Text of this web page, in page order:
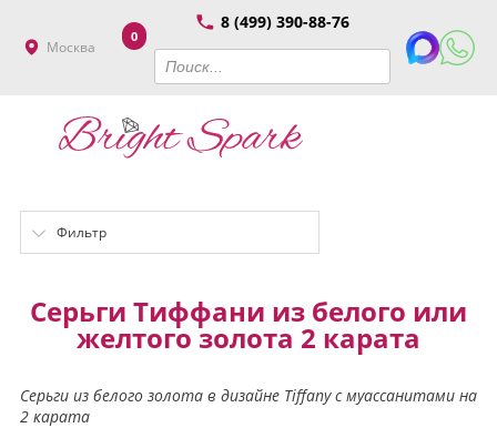
Москва
8 (499) 390-88-76
0
Фильтр
Серьги Тиффани из белого или
желтого золота 2 карата
Серьги из белого золота в дизайне Tiffany с муассанитами на
2 карата